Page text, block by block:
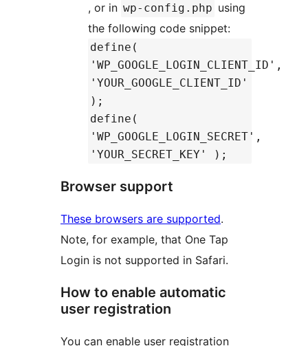
, or in wp-config.php using
the following code snippet:
define(
'WP_GOOGLE_LOGIN_CLIENT_ID',
'YOUR_GOOGLE_CLIENT_ID'
);
define(
'WP_GOOGLE_LOGIN_SECRET',
'YOUR_SECRET_KEY' );
Browser support
These browsers are supported.
Note, for example, that One Tap
Login is not supported in Safari.
How to enable automatic
user registration
You can enable user registration